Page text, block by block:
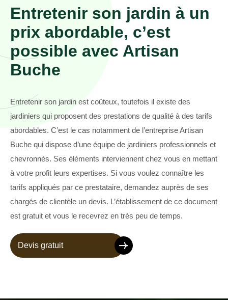
Entretenir son jardin à un
prix abordable, c’est
possible avec Artisan
Buche
Entretenir son jardin est coûteux, toutefois il existe des
jardiniers qui proposent des prestations de qualité à des tarifs
abordables. C’est le cas notamment de l’entreprise Artisan
Buche qui dispose d’une équipe de jardiniers professionnels et
chevronnés. Ses éléments interviennent chez vous en mettant
à votre profit leurs expertises. Si vous voulez connaître les
tarifs appliqués par ce prestataire, demandez auprès de ses
chargés de clientèle un devis. L’établissement de ce document
est gratuit et vous le recevrez en très peu de temps.
Devis gratuit